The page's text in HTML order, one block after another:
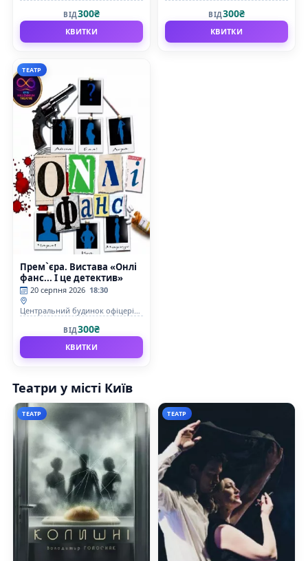
ВІД300₴
КВИТКИ
ВІД300₴
КВИТКИ
ТЕАТР
Прем`єра. Вистава «Онлі
фанс... І це детектив»
20 серпня 2026 18:30
Центральний будинок офіцерів
ВІД300₴
КВИТКИ
Театри у місті Київ
ТЕАТР ТЕАТР